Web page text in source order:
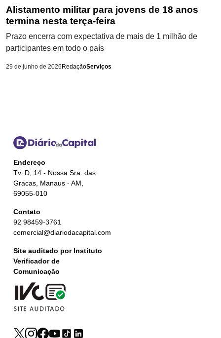
Alistamento militar para jovens de 18 anos
termina nesta terça-feira
Prazo encerra com expectativa de mais de 1 milhão de
participantes em todo o país
29 de junho de 2026 RedaçãoServiços
Endereço
Tv. D, 14 - Nossa Sra. das
Gracas, Manaus - AM,
69055-010
Contato
92 98459-3761
comercial@diariodacapital.com
Site auditado por Instituto
Verificador de
Comunicação